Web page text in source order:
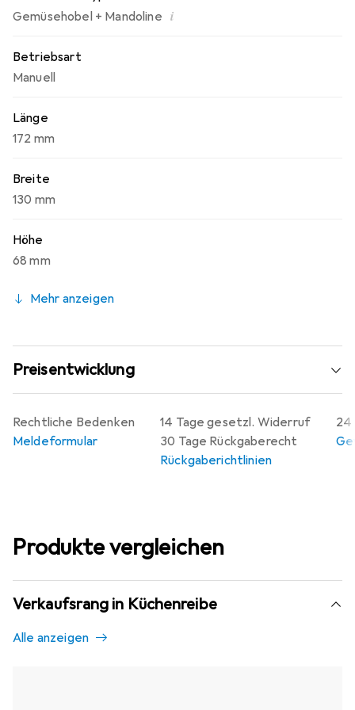
Gemüsehobel + Mandoline i
Betriebsart
Manuell
Länge
172 mm
Breite
130 mm
Höhe
68 mm
Mehr anzeigen
Preisentwicklung
14 Tage gesetzl. Widerruf
30 Tage Rückgaberecht
Rückgaberichtlinien
24
Rechtliche Bedenken
Meldeformular
Produkte vergleichen
Verkaufsrang in Küchenreibe
Alle anzeigen